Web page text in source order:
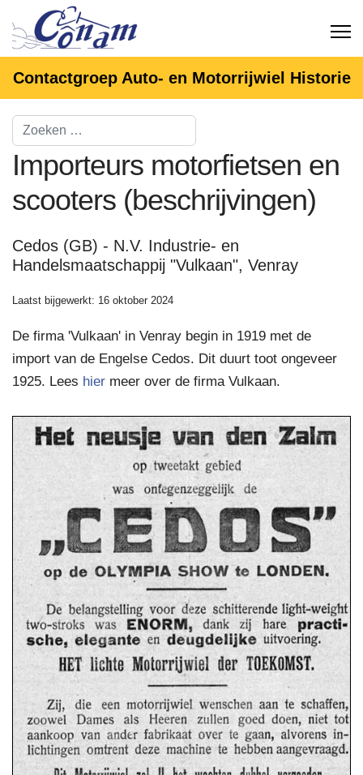
Contactgroep Auto- en Motorrijwiel Historie
Importeurs motorfietsen en
scooters (beschrijvingen)
Cedos (GB) - N.V. Industrie- en
Handelsmaatschappij "Vulkaan", Venray
Laatst bijgewerkt: 16 oktober 2024
De firma 'Vulkaan' in Venray begin in 1919 met de
import van de Engelse Cedos. Dit duurt toot ongeveer
1925. Lees hier meer over de firma Vulkaan.